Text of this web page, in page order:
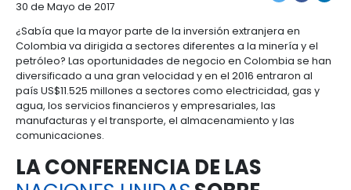
Forestal
Frutas
y
verduras
y
cuidado
Farmacéutica
saneamiento
Infraestructura
social
Aeronáutica
Astilleros
y
creatividad
Tecnología
y
creatividad
Audiovisual
Otros
sectores
Otros
sectores
y
gobierno
corporativo
4.
Derecho
y
Empresario
colombiano
información
Mapa
de
proyectos
por
¿POR QUÉ
UN BUEN DESTINO DE
INVERSIÓN
EXTRANJERA?
Newsletter
30 de Mayo de 2017